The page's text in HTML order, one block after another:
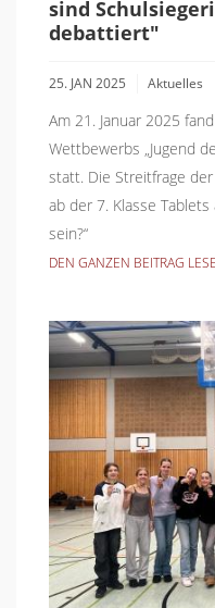
sind
debattiert"
25. JAN 2025 Aktuelles
Am 21. Januar 2025
Wettbewerbs „Jugend
statt. Die Streitfrage
ab der 7. Klasse
sein?“
DEN GANZEN BEITRAG